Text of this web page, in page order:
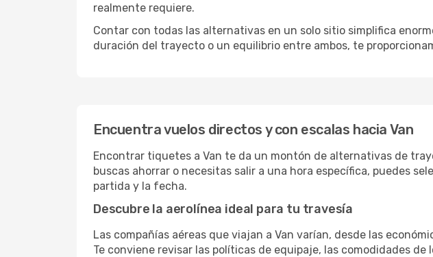
realmente requiere.
Contar con todas las alternativas en un solo sitio simplifica
duración del trayecto o un equilibrio entre ambos, te
Encuentra vuelos directos y con escalas hacia Van
Encontrar tiquetes a Van te da un montón de alternativas de
buscas ahorrar o necesitas salir a una hora específica, puedes
partida y la fecha.
Descubre la aerolínea ideal para tu travesía
Las compañías aéreas que viajan a Van varían, desde las
Te conviene revisar las políticas de equipaje, las comodidades